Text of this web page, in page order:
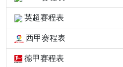
英超赛程表
西甲赛程表
德甲赛程表